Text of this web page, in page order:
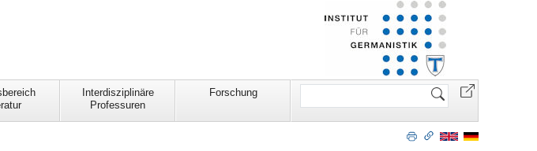
Interdisziplinäre
Professuren
Forschung
Website